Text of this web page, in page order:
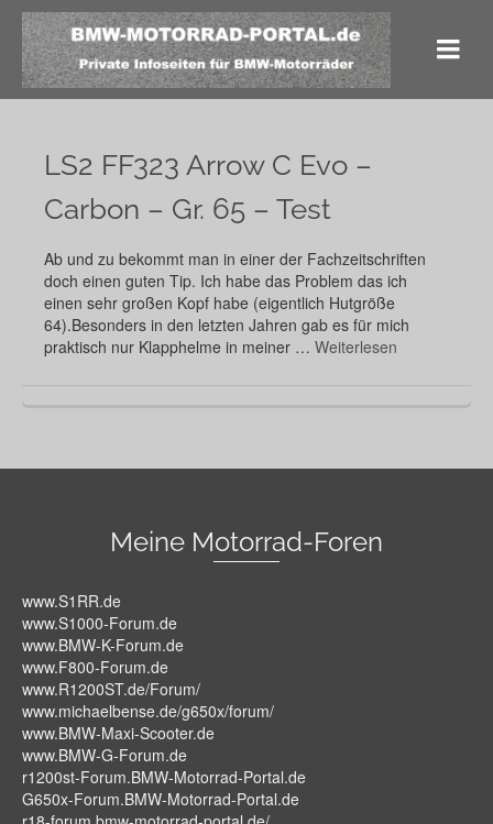
LS2 FF323 Arrow C Evo –
Carbon – Gr. 65 – Test
Ab und zu bekommt man in einer der Fachzeitschriften
doch einen guten Tip. Ich habe das Problem das ich
einen sehr großen Kopf habe (eigentlich Hutgröße
64).Besonders in den letzten Jahren gab es für mich
praktisch nur Klapphelme in meiner … Weiterlesen
Meine Motorrad-Foren
www.S1RR.de
www.S1000-Forum.de
www.BMW-K-Forum.de
www.F800-Forum.de
www.R1200ST.de/Forum/
www.michaelbense.de/g650x/forum/
www.BMW-Maxi-Scooter.de
www.BMW-G-Forum.de
r1200st-Forum.BMW-Motorrad-Portal.de
G650x-Forum.BMW-Motorrad-Portal.de